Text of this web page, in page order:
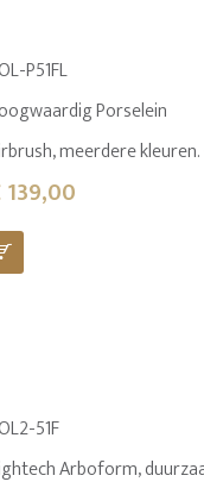
P51FL
Porselein
meerdere
51F
Arboform,